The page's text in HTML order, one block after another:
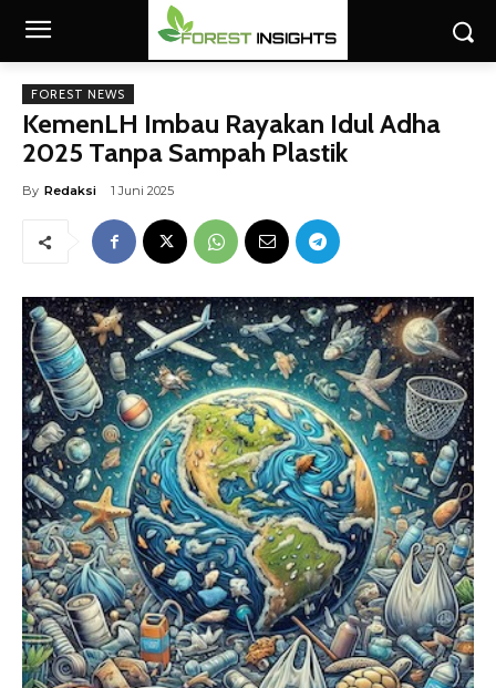
FOREST NEWS
KemenLH Imbau Rayakan Idul Adha
2025 Tanpa Sampah Plastik
By Redaksi 1 Juni 2025